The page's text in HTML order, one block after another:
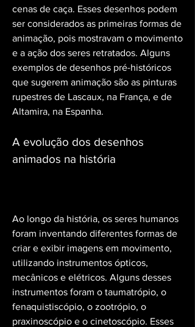
cenas de caça. Esses desenhos podem
ser considerados as primeiras formas de
animação, pois mostravam o movimento
e a ação dos seres retratados. Alguns
exemplos de desenhos pré-históricos
que sugerem animação são as pinturas
rupestres de Lascaux, na França, e de
Altamira, na Espanha.
A evolução dos desenhos
animados na história
Ao longo da história, os seres humanos
foram inventando diferentes formas de
criar e exibir imagens em movimento,
utilizando instrumentos ópticos,
mecânicos e elétricos. Alguns desses
instrumentos foram o taumatrópio, o
fenaquistiscópio, o zootrópio, o
praxinoscópio e o cinetoscópio. Esses